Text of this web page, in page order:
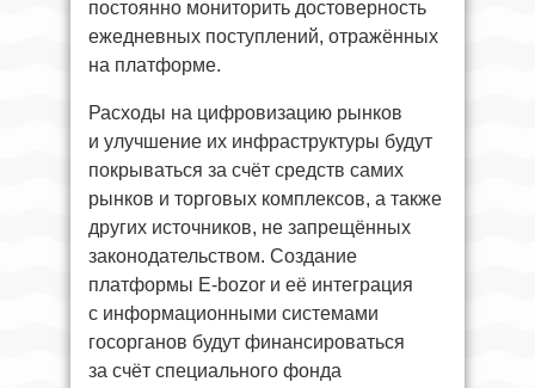
постоянно мониторить достоверность
ежедневных поступлений, отражённых
на платформе.
Расходы на цифровизацию рынков
и улучшение их инфраструктуры будут
покрываться за счёт средств самих
рынков и торговых комплексов, а также
других источников, не запрещённых
законодательством. Создание
платформы E-bozor и её интеграция
с информационными системами
госорганов будут финансироваться
за счёт специального фонда